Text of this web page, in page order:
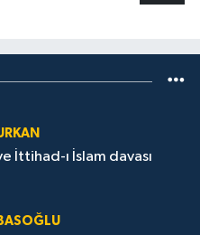
İttihad-ı İslam davası